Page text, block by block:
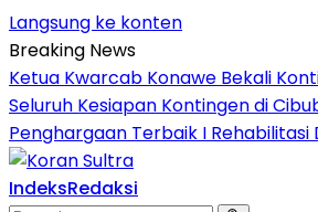
Langsung ke konten
Breaking News
Ketua Kwarcab Konawe Bekali
Seluruh Kesiapan Kontingen di
Penghargaan Terbaik I Rehabilitasi
IndeksRedaksi